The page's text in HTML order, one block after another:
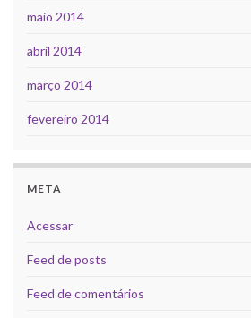
maio 2014
abril 2014
março 2014
fevereiro 2014
META
Acessar
Feed de posts
Feed de comentários